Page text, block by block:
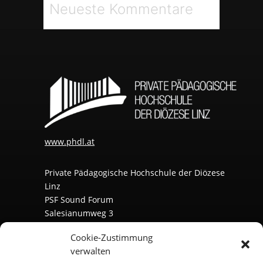
Cookie-Zustimmung
verwalten
Neueste Kommentare
www.phdl.at
Private Pädagogische Hochschule der Diözese
Linz
PSF Sound Forum
Salesianumweg 3
Impressum|Datenschutz